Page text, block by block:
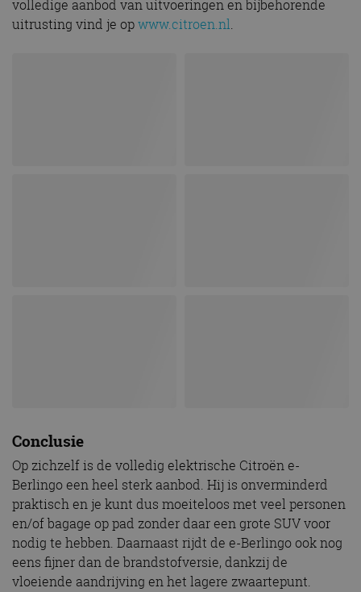
volledige aanbod van uitvoeringen en bijbehorende
uitrusting vind je opwww.citroen.nl.
Conclusie
Op zichzelf is de volledig elektrische Citroën e-
Berlingo een heel sterk aanbod. Hij is onverminderd
praktisch en je kunt dus moeiteloos met veel personen
en/of bagage op pad zonder daar een grote SUV voor
nodig te hebben. Daarnaast rijdt de e-Berlingo ook nog
eens fijner dan de brandstofversie, dankzij de
vloeiende aandrijving en het lagere zwaartepunt.